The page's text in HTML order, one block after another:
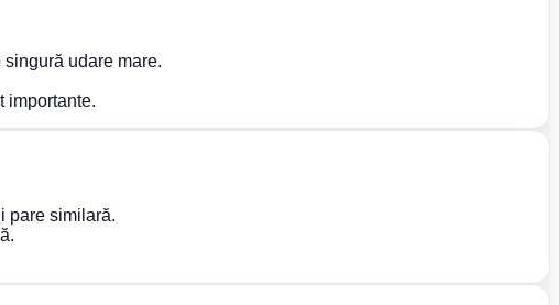
udare mare.
importante.
pare similară.